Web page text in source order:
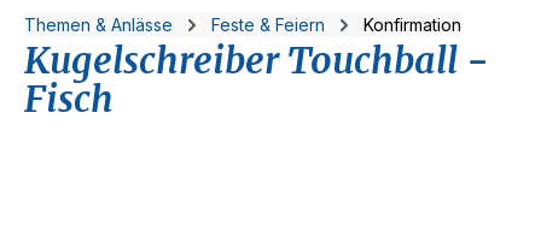
Themen & Anlässe Feste & Feiern Konfirmation
Kugelschreiber Touchball -
Fisch